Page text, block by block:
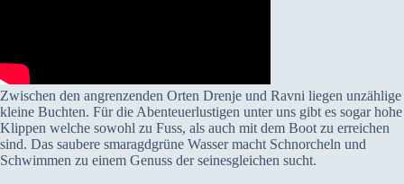
Zwischen den angrenzenden Orten Drenje und Ravni liegen unzählige
kleine Buchten. Für die Abenteuerlustigen unter uns gibt es sogar hohe
Klippen welche sowohl zu Fuss, als auch mit dem Boot zu erreichen
sind. Das saubere smaragdgrüne Wasser macht Schnorcheln und
Schwimmen zu einem Genuss der seinesgleichen sucht.